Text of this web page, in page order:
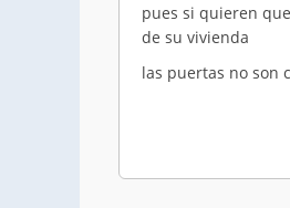
pues si quieren
de su vivienda
las puertas no son